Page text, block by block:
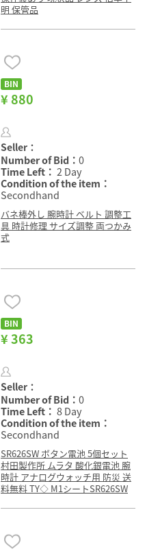
明 保管品
BIN
¥ 880
Seller：
Number of Bid： 0
Time Left： 2 Day
Condition of the item：
Secondhand
バネ棒外し 腕時計 ベルト 調整工
具 時計修理 サイズ調整 両つかみ
式
BIN
¥ 363
Seller：
Number of Bid： 0
Time Left： 8 Day
Condition of the item：
Secondhand
SR626SW ボタン電池 5個セット
村田製作所 ムラタ 酸化銀電池 腕
時計 アナログウォッチ用 防災 送
料無料 TY◇ M1シートSR626SW